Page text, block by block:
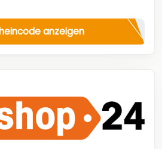
anzeigen